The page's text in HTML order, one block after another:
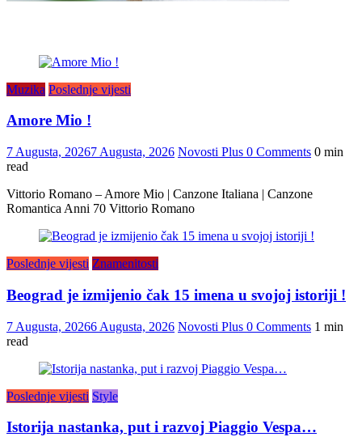
Muzika Poslednje vijesti
Amore Mio !
7 Augusta, 20267 Augusta, 2026 Novosti Plus 0 Comments 0 min
read
Vittorio Romano – Amore Mio | Canzone Italiana | Canzone
Romantica Anni 70 Vittorio Romano
Poslednje vijesti Znamenitosti
Beograd je izmijenio čak 15 imena u svojoj istoriji !
7 Augusta, 20266 Augusta, 2026 Novosti Plus 0 Comments 1 min
read
Poslednje vijesti Style
Istorija nastanka, put i razvoj Piaggio Vespa…